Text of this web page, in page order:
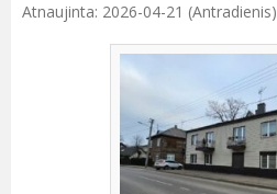
Atnaujinta: 2026-04-21 (Antradienis)